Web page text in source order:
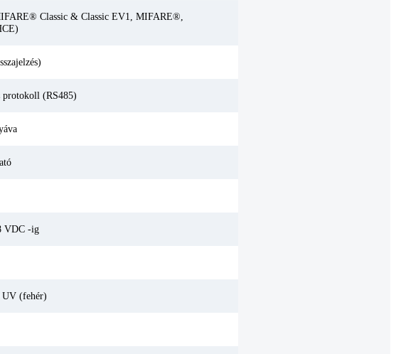
Classic & Classic EV1, MIFARE®,
protokoll (RS485)
VDC -ig
(fehér)